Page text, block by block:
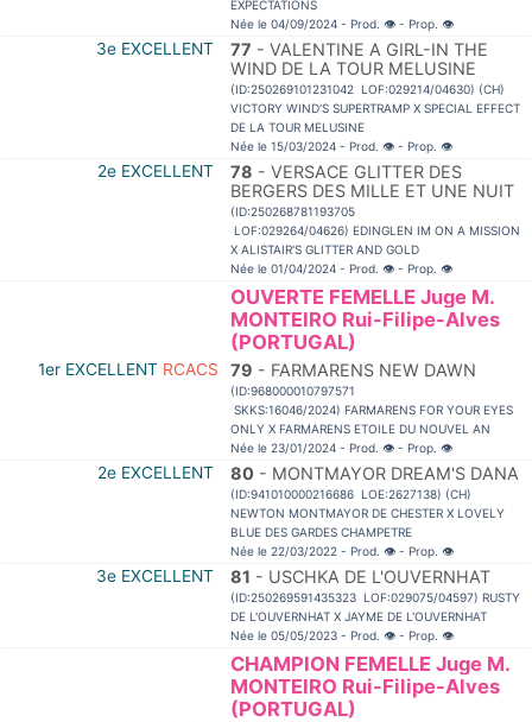
EXPECTATIONS
Née le 04/09/2024 - Prod. 👁 - Prop. 👁
3e EXCELLENT 77 - VALENTINE A GIRL-IN THE
WIND DE LA TOUR MELUSINE
(ID:250269101231042 LOF:029214/04630) (CH)
VICTORY WIND'S SUPERTRAMP X SPECIAL EFFECT
DE LA TOUR MELUSINE
Née le 15/03/2024 - Prod. 👁 - Prop. 👁
2e EXCELLENT 78 - VERSACE GLITTER DES
BERGERS DES MILLE ET UNE NUIT
(ID:250268781193705
LOF:029264/04626) EDINGLEN IM ON A MISSION
X ALISTAIR'S GLITTER AND GOLD
Née le 01/04/2024 - Prod. 👁 - Prop. 👁
OUVERTE FEMELLE Juge M.
MONTEIRO Rui-Filipe-Alves
(PORTUGAL)
1er EXCELLENT RCACS 79 - FARMARENS NEW DAWN
(ID:968000010797571
SKKS:16046/2024) FARMARENS FOR YOUR EYES
ONLY X FARMARENS ETOILE DU NOUVEL AN
Née le 23/01/2024 - Prod. 👁 - Prop. 👁
2e EXCELLENT 80 - MONTMAYOR DREAM'S DANA
(ID:941010000216686 LOE:2627138) (CH)
NEWTON MONTMAYOR DE CHESTER X LOVELY
BLUE DES GARDES CHAMPETRE
Née le 22/03/2022 - Prod. 👁 - Prop. 👁
3e EXCELLENT 81 - USCHKA DE L'OUVERNHAT
(ID:250269591435323 LOF:029075/04597) RUSTY
DE L'OUVERNHAT X JAYME DE L'OUVERNHAT
Née le 05/05/2023 - Prod. 👁 - Prop. 👁
CHAMPION FEMELLE Juge M.
MONTEIRO Rui-Filipe-Alves
(PORTUGAL)